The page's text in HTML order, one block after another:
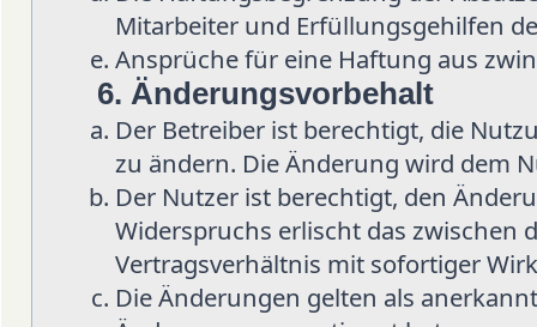
Mitarbeiter und Erfüllungsgehilfen
Ansprüche für eine Haftung aus
6. Änderungsvorbehalt
Der Betreiber ist berechtigt, die
zu ändern. Die Änderung wird dem
Der Nutzer ist berechtigt, den
Widerspruchs erlischt das zwischen
Vertragsverhältnis mit sofortiger
Die Änderungen gelten als